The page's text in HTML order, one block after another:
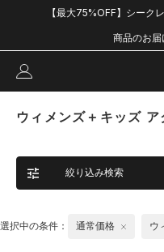
【最大75%OFF】シーク
商品のお
ウィメンズ＋キッズ
絞り込み検索
選択中の条件： 通常価格 ウ